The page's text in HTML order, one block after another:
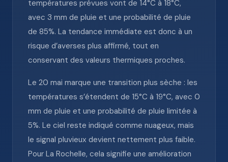
températures prévues vont de 14°C à 18°C,
avec 3 mm de pluie et une probabilité de pluie
de 85%. La tendance immédiate est donc à un
risque d’averses plus affirmé, tout en
conservant des valeurs thermiques proches.
Le 20 mai marque une transition plus sèche : les
températures s’étendent de 15°C à 19°C, avec 0
mm de pluie et une probabilité de pluie limitée à
5%. Le ciel reste indiqué comme nuageux, mais
le signal pluvieux devient nettement plus faible.
Pour La Rochelle, cela signifie une amélioration